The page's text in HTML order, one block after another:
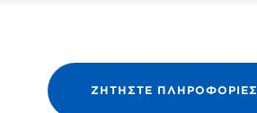
ΖΗΤΉΣΤΕ ΠΛΗΡΟΦΟΡΊΕΣ